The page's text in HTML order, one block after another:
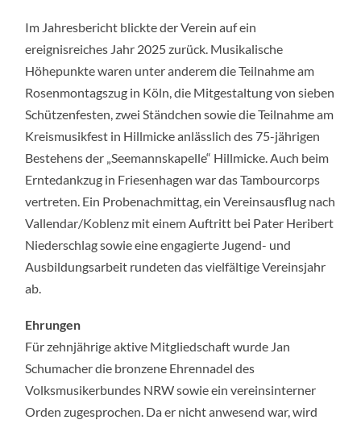
Im Jahresbericht blickte der Verein auf ein
ereignisreiches Jahr 2025 zurück. Musikalische
Höhepunkte waren unter anderem die Teilnahme am
Rosenmontagszug in Köln, die Mitgestaltung von sieben
Schützenfesten, zwei Ständchen sowie die Teilnahme am
Kreismusikfest in Hillmicke anlässlich des 75-jährigen
Bestehens der „Seemannskapelle“ Hillmicke. Auch beim
Erntedankzug in Friesenhagen war das Tambourcorps
vertreten. Ein Probenachmittag, ein Vereinsausflug nach
Vallendar/Koblenz mit einem Auftritt bei Pater Heribert
Niederschlag sowie eine engagierte Jugend- und
Ausbildungsarbeit rundeten das vielfältige Vereinsjahr
ab.
Ehrungen
Für zehnjährige aktive Mitgliedschaft wurde Jan
Schumacher die bronzene Ehrennadel des
Volksmusikerbundes NRW sowie ein vereinsinterner
Orden zugesprochen. Da er nicht anwesend war, wird